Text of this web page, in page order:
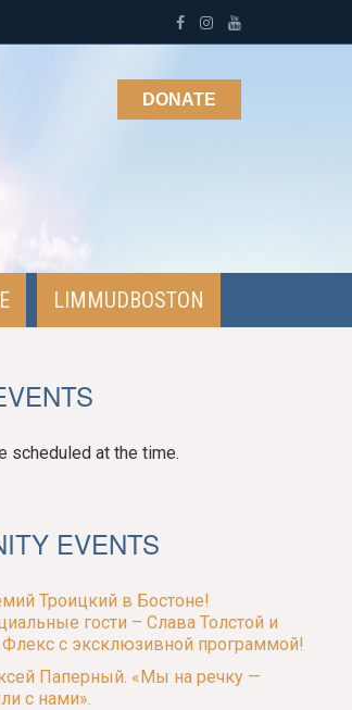
DONATE
LIMMUDBOSTON
scheduled at the time.
EVENTS
Троицкий в Бостоне!
гости – Слава Толстой и
с эксклюзивной программой!
Паперный. «Мы на речку —
с нами».